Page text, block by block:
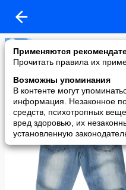
Применяются
Прочитать правила их
Возможны упоминания
В контенте могут
информация. Незаконное
средств, психотропных
вред здоровью, их
установленную
added a photo
11 Apr в 16:33